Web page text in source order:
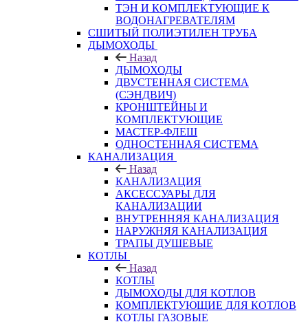
ТЭН И КОМПЛЕКТУЮЩИЕ К
ВОДОНАГРЕВАТЕЛЯМ
СШИТЫЙ ПОЛИЭТИЛЕН ТРУБА
ДЫМОХОДЫ
Назад
ДЫМОХОДЫ
ДВУСТЕННАЯ СИСТЕМА
(СЭНДВИЧ)
КРОНШТЕЙНЫ И
КОМПЛЕКТУЮЩИЕ
МАСТЕР-ФЛЕШ
ОДНОСТЕННАЯ СИСТЕМА
КАНАЛИЗАЦИЯ
Назад
КАНАЛИЗАЦИЯ
АКСЕССУАРЫ ДЛЯ
КАНАЛИЗАЦИИ
ВНУТРЕННЯЯ КАНАЛИЗАЦИЯ
НАРУЖНЯЯ КАНАЛИЗАЦИЯ
ТРАПЫ ДУШЕВЫЕ
КОТЛЫ
Назад
КОТЛЫ
ДЫМОХОДЫ ДЛЯ КОТЛОВ
КОМПЛЕКТУЮЩИЕ ДЛЯ КОТЛОВ
КОТЛЫ ГАЗОВЫЕ